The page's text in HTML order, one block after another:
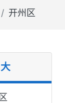
开州区